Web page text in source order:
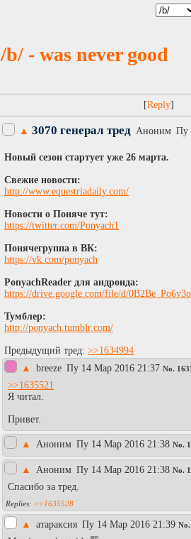
/b/ - was never good
[ ]
▲ 3070 генерал тред Аноним Пy
Новый сезон стартует уже 26 марта.
Свежие новости:
http://www.equestriadaily.com/
Новости о Поняче тут:
https://twitter.com/Ponyach1
Понячегруппа в ВК:
https://vk.com/ponyach
PonyachReader для андроида:
https://drive.google.com/file/d/
Тумблер:
http://ponyach.tumblr.com/
Предыдущий тред: >>1634994
▲
breeze Пy 14 Мар 2016 21:37 No.
>>1635521
Я читал.
Привет.
▲ Аноним Пy 14 Мар 2016 21:38 No.
▲ Аноним Пy 14 Мар 2016 21:38 No.
Спасибо за тред.
>>1635528
▲ атараксия Пy 14 Мар 2016 21:39 No.